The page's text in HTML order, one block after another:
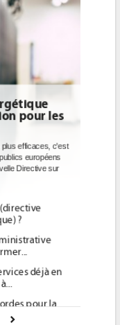
pour les
efficaces, c'est
européens
Directive sur
?
déjà en
pour la